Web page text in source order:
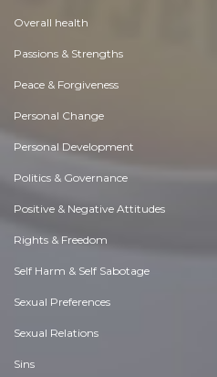
Overall health
Passions & Strengths
Peace & Forgiveness
Personal Change
Personal Development
Politics & Governance
Positive & Negative Attitudes
Rights & Freedom
Self Harm & Self Sabotage
Sexual Preferences
Sexual Relations
Sins